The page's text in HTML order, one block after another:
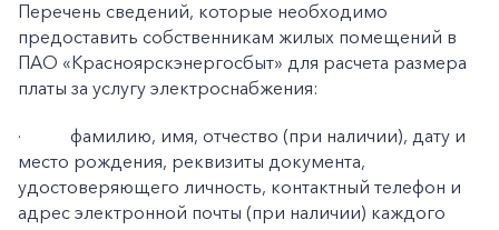
Перечень сведений, которые необходимо
предоставить собственникам жилых помещений в
ПАО «Красноярскэнергосбыт» для расчета размера
платы за услугу электроснабжения:
·
фамилию, имя, отчество (при наличии), дату и
место рождения, реквизиты документа,
удостоверяющего личность, контактный телефон и
адрес электронной почты (при наличии) каждого